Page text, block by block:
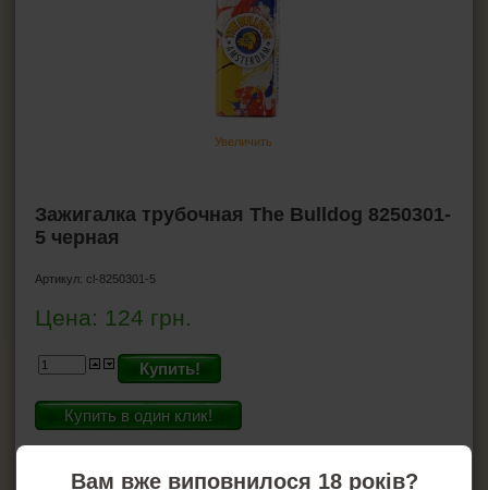
Увеличить
Зажигалка трубочная The Bulldog 8250301-
5 черная
Артикул: cl-8250301-5
Цена: 124 грн.
Купить!
Купить в один клик!
Средства для ухода за трубкой
ПЕПЕЛЬНИЦЫ
HEADSHOP (ХЭДШОП)
Вам вже виповнилося 18 років?